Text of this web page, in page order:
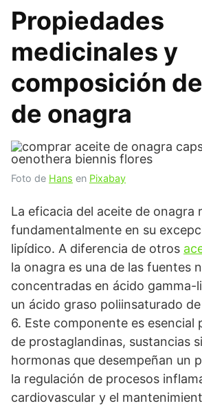
Propiedades
medicinales y
composición
de onagra
Foto de Hans en Pixabay
La eficacia del aceite de onagra
fundamentalmente en su
lipídico. A diferencia de otros
la onagra es una de las fuentes
concentradas en ácido gamma-
un ácido graso poliinsaturado
6. Este componente es esencial
de prostaglandinas, sustancias
hormonas que desempeñan un
la regulación de procesos
cardiovascular y el